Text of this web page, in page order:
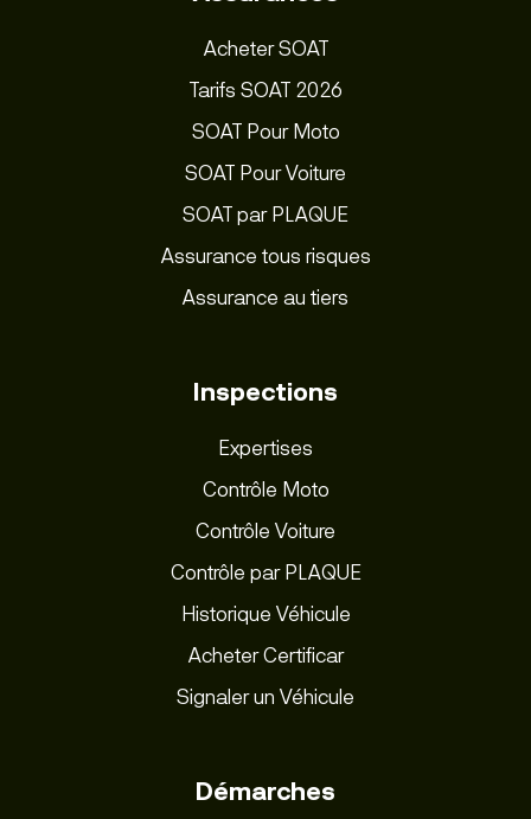
Acheter SOAT
Tarifs SOAT 2026
SOAT Pour Moto
SOAT Pour Voiture
SOAT par PLAQUE
Assurance tous risques
Assurance au tiers
Inspections
Expertises
Contrôle Moto
Contrôle Voiture
Contrôle par PLAQUE
Historique Véhicule
Acheter Certificar
Signaler un Véhicule
Démarches